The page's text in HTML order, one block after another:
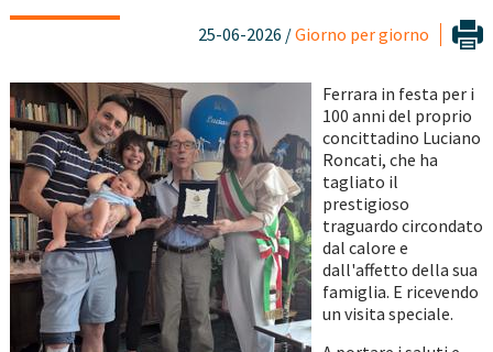
25-06-2026 /Giorno per giorno
Ferrara in festa per i
100 anni del proprio
concittadino Luciano
Roncati, che ha
tagliato il
prestigioso
traguardo circondato
dal calore e
dall'affetto della sua
famiglia. E ricevendo
un visita speciale.